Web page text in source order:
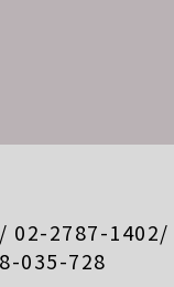
02-2787-
035-728